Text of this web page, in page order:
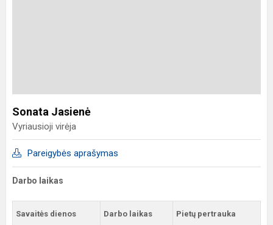
Sonata Jasienė
Vyriausioji virėja
Pareigybės aprašymas
Darbo laikas
Savaitės dienos Darbo laikas Pietų pertrauka